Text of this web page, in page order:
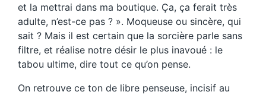
et la mettrai dans ma boutique. Ça, ça ferait très
adulte, n’est-ce pas ? ». Moqueuse ou sincère, qui
sait ? Mais il est certain que la sorcière parle sans
filtre, et réalise notre désir le plus inavoué : le
tabou ultime, dire tout ce qu’on pense.
On retrouve ce ton de libre penseuse, incisif au